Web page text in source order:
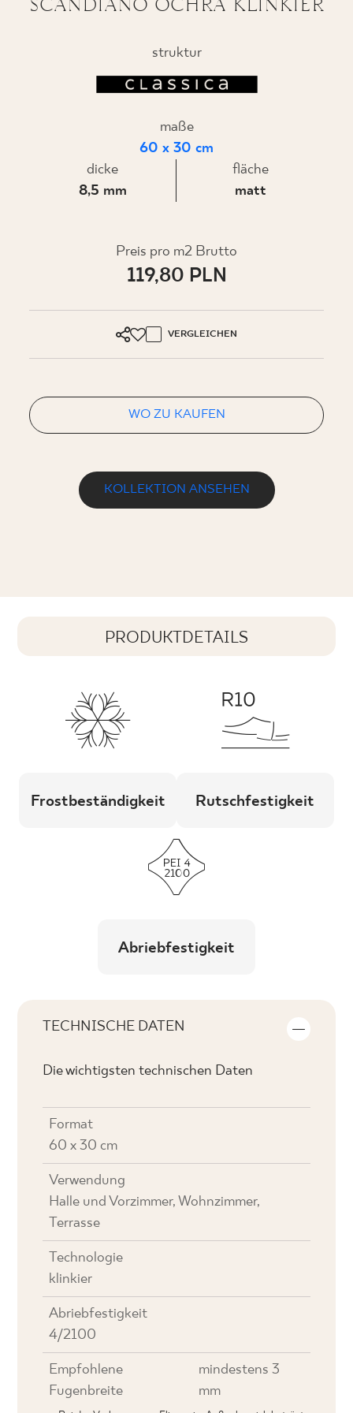
EN SK DE UK
struktur
maße
60 x 30 cm
dicke
8,5 mm
fläche
matt
Preis pro m2 Brutto
119,80 PLN
VERGLEICHEN
WO ZU KAUFEN
KOLLEKTION ANSEHEN
PRODUKTDETAILS
Frostbeständigkeit Rutschfestigkeit
Abriebfestigkeit
TECHNISCHE DATEN
Die wichtigsten technischen Daten
Format
60 x 30 cm
Verwendung
Halle und Vorzimmer, Wohnzimmer,
Terrasse
Technologie
klinkier
Abriebfestigkeit
4/2100
Empfohlene
Fugenbreite
mindestens 3
mm